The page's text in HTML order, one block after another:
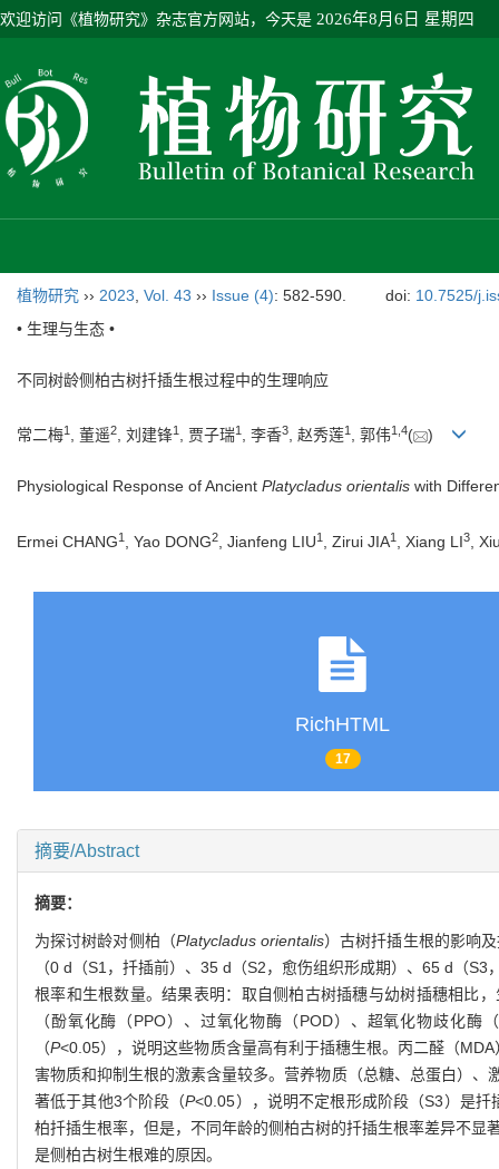
欢迎访问《植物研究》杂志官方网站，今天是 2026年8月6日 星期四
植物研究 ›› 2023 Vol. 43 ›› Issue (4): 582-590. doi: 10.7525/
• 生理与生态 •
不同树龄侧柏古树扦插生根过程中的生理响应
常二梅1 , 董遥2, 刘建锋1 , 贾子瑞1 , 李香3, 赵秀莲1 , 郭伟1 4( )
Physiological Response of Ancient Platycladus orientalis with
Ermei CHANG1 , Yao DONG2 , Jianfeng LIU1 , Zirui JIA1 , Xiang LI3 ,
RichHTML
17
摘要/Abstract
摘要：
为探讨树龄对侧柏（Platycladus orientalis）古树扦插生根的影响
（0 d（S1，扦插前）、35 d（S2，愈伤组织形成期）、65 d（
根率和生根数量。结果表明：取自侧柏古树插穗与幼树插穗相比
（酚氧化酶（PPO）、过氧化物酶（POD）、超氧化物歧化
（P<0.05），说明这些物质含量高有利于插穗生根。丙二醛（
害物质和抑制生根的激素含量较多。营养物质（总糖、总蛋白）
著低于其他3个阶段（P<0.05），说明不定根形成阶段（S3）是扦
柏扦插生根率，但是，不同年龄的侧柏古树的扦插生根率差异不
是侧柏古树生根难的原因。